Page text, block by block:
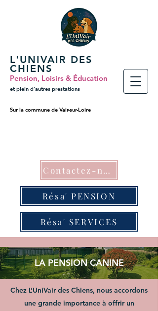
L'UNIVAIR DES
CHIENS
Pension, Loisirs & Éducation
et plein d'autres prestations
Sur la commune de Vair-sur-Loire
Contactez-nous
Résa' PENSION
Résa' SERVICES
LA PENSION CANINE
Chez L’UniVair des Chiens, nous accordons
une grande importance à offrir un